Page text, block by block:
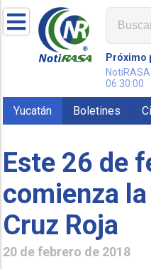
Próximo
06:30:00
Yucatán Boletines
Este 26 de
comienza
Cruz Roja
20 de febrero de 2018